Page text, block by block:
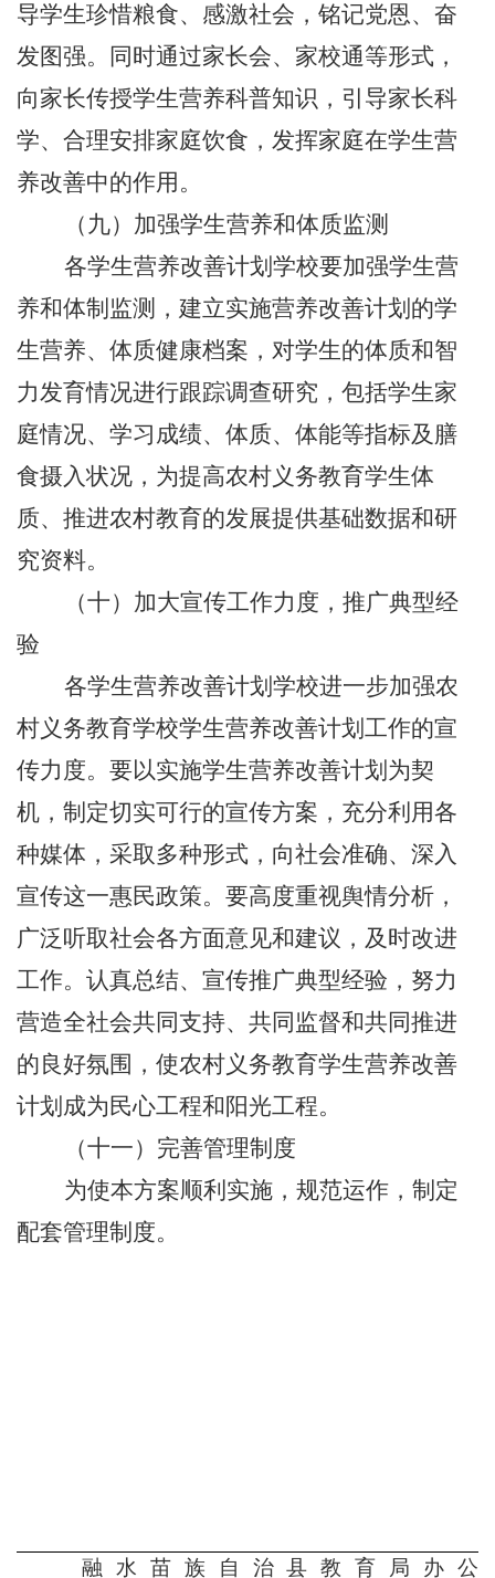
导学生珍惜粮食、感激社会，铭记党恩、奋
发图强。同时通过家长会、家校通等形式，
向家长传授学生营养科普知识，引导家长科
学、合理安排家庭饮食，发挥家庭在学生营
养改善中的作用。
（九）加强学生营养和体质监测
各学生营养改善计划学校要加强学生营
养和体制监测，建立实施营养改善计划的学
生营养、体质健康档案，对学生的体质和智
力发育情况进行跟踪调查研究，包括学生家
庭情况、学习成绩、体质、体能等指标及膳
食摄入状况，为提高农村义务教育学生体
质、推进农村教育的发展提供基础数据和研
究资料。
（十）加大宣传工作力度，推广典型经
验
各学生营养改善计划学校进一步加强农
村义务教育学校学生营养改善计划工作的宣
传力度。要以实施学生营养改善计划为契
机，制定切实可行的宣传方案，充分利用各
种媒体，采取多种形式，向社会准确、深入
宣传这一惠民政策。要高度重视舆情分析，
广泛听取社会各方面意见和建议，及时改进
工作。认真总结、宣传推广典型经验，努力
营造全社会共同支持、共同监督和共同推进
的良好氛围，使农村义务教育学生营养改善
计划成为民心工程和阳光工程。
（十一）完善管理制度
为使本方案顺利实施，规范运作，制定
配套管理制度。
融水苗族自治县教育局办公